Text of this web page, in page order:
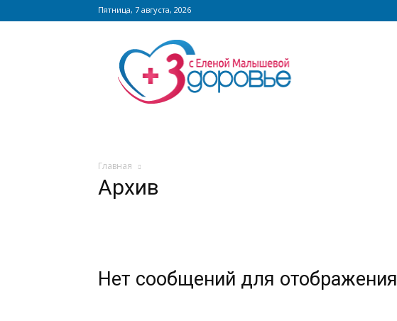
Пятница, 7 августа, 2026
Сайт
zdorovieinfo.ru
крупнейший
медицинский
Главная
Архив
Нет сообщений для отображения